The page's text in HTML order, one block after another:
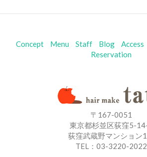
Concept Menu Staff Blog Access
Reservation
〒167-0051
東京都杉並区荻窪5-
荻窪武蔵野マンション
TEL：03-3220-2022